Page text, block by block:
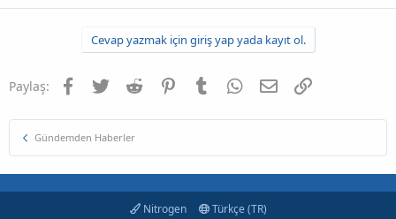
Cevap yazmak için giriş yap yada kayıt ol.
Paylaş: Facebook
TwitterReddit PinterestTumblrWhatsApp
E-postaLink
Gündemden Haberler
Nitrogen Türkçe (TR)